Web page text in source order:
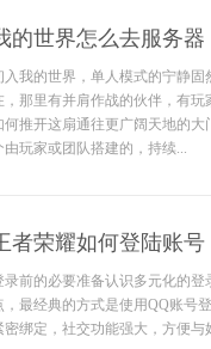
的世界怎么去服务
入我的世界，单人模式的宁静
，那里有并肩作战的伙伴，有
何推开这扇通往更广阔天地的
由玩家或团队搭建的，持续...
者荣耀如何登陆账
录前的必要准备认识多元化的
，最经典的方式是使用QQ账号
密绑定，社交功能强大，方便